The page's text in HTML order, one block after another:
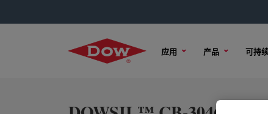
应用 产品 可持